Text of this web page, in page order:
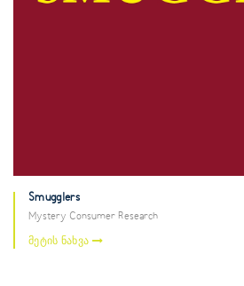
Smugglers
Mystery Consumer Research
მეტის ნახვა